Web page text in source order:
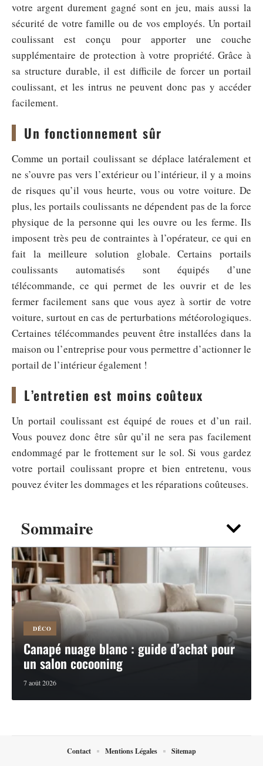
Sommaire
DÉCO
Canapé nuage blanc : guide d’achat pour
un salon cocooning
7 août 2026
votre argent durement gagné sont en jeu, mais aussi la
sécurité de votre famille ou de vos employés. Un portail
coulissant est conçu pour apporter une couche
supplémentaire de protection à votre propriété. Grâce à
sa structure durable, il est difficile de forcer un portail
coulissant, et les intrus ne peuvent donc pas y accéder
facilement.
Un fonctionnement sûr
Comme un portail coulissant se déplace latéralement et
ne s’ouvre pas vers l’extérieur ou l’intérieur, il y a moins
de risques qu’il vous heurte, vous ou votre voiture. De
plus, les portails coulissants ne dépendent pas de la force
physique de la personne qui les ouvre ou les ferme. Ils
imposent très peu de contraintes à l’opérateur, ce qui en
fait la meilleure solution globale. Certains portails
coulissants automatisés sont équipés d’une
télécommande, ce qui permet de les ouvrir et de les
fermer facilement sans que vous ayez à sortir de votre
voiture, surtout en cas de perturbations météorologiques.
Certaines télécommandes peuvent être installées dans la
maison ou l’entreprise pour vous permettre d’actionner le
portail de l’intérieur également !
L’entretien est moins coûteux
Un portail coulissant est équipé de roues et d’un rail.
Vous pouvez donc être sûr qu’il ne sera pas facilement
endommagé par le frottement sur le sol. Si vous gardez
votre portail coulissant propre et bien entretenu, vous
pouvez éviter les dommages et les réparations coûteuses.
Contact Mentions Légales Sitemap